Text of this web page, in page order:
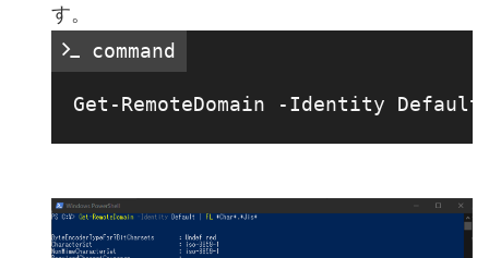
す。
command